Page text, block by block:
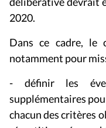
2020.
Dans ce cadre, le
notamment pour
- définir les
supplémentaires
chacun des critères